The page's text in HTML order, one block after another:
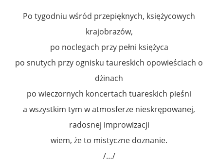
Po tygodniu wśród przepięknych, księżycowych
krajobrazów,
po noclegach przy pełni księżyca
po snutych przy ognisku taureskich opowieściach o
dżinach
po wieczornych koncertach tuareskich pieśni
a wszystkim tym w atmosferze nieskrępowanej,
radosnej improwizacji
wiem, że to mistyczne doznanie.
/…/